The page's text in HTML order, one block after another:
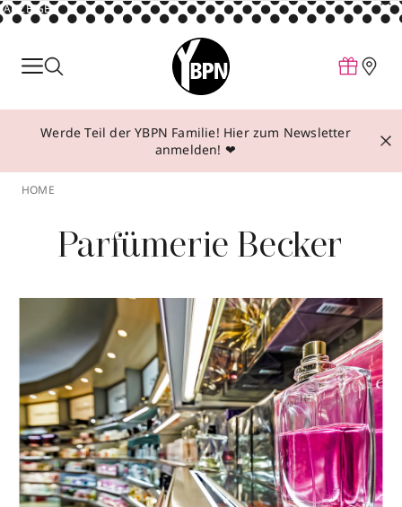
ANZEIGE
Parfum
Make-up
Behandlungen
Über YBPN
Aktionen
Storefinder
Werde Teil der YBPN Familie! Hier zum Newsletter
anmelden! ❤
HOME
Parfümerie Becker